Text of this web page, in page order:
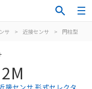
サ > 近接センサ > 円柱型
接センサ 形式セレクタ